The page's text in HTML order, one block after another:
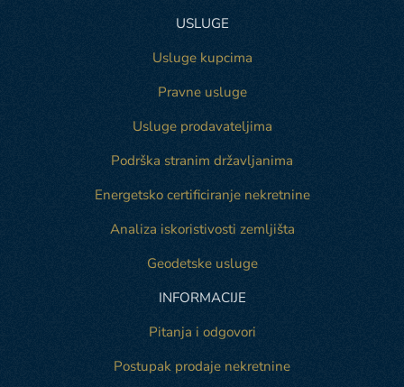
USLUGE
Usluge kupcima
Pravne usluge
Usluge prodavateljima
Podrška stranim državljanima
Energetsko certificiranje nekretnine
Analiza iskoristivosti zemljišta
Geodetske usluge
INFORMACIJE
Pitanja i odgovori
Postupak prodaje nekretnine